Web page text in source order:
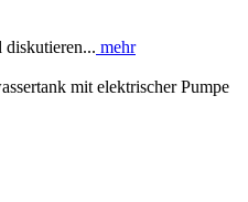
diskutieren... mehr
mit elektrischer Pumpe